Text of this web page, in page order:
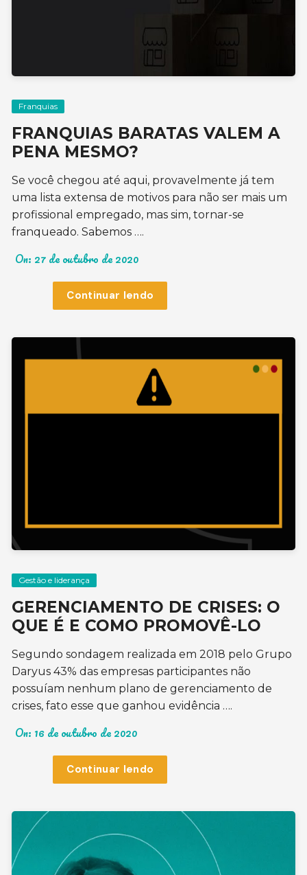
Franquias
FRANQUIAS BARATAS VALEM A
PENA MESMO?
Se você chegou até aqui, provavelmente já tem
uma lista extensa de motivos para não ser mais um
profissional empregado, mas sim, tornar-se
franqueado. Sabemos ….
On: 27 de outubro de 2020
Continuar lendo
Gestão e liderança
GERENCIAMENTO DE CRISES: O
QUE É E COMO PROMOVÊ-LO
Segundo sondagem realizada em 2018 pelo Grupo
Daryus 43% das empresas participantes não
possuíam nenhum plano de gerenciamento de
crises, fato esse que ganhou evidência ….
On: 16 de outubro de 2020
Continuar lendo